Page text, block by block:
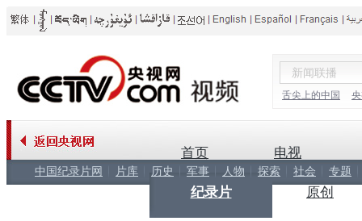
舌尖上的中国
首页 电视
纪录片
中国纪录片网 片库 历史 军事 人物 探索 社会 专题
原创